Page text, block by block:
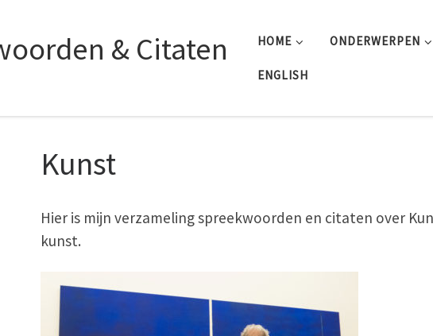
& Citaten HOME ONDERWERPEN
ENGLISH
Kunst
Hier is mijn verzameling spreekwoorden en citaten over
kunst.